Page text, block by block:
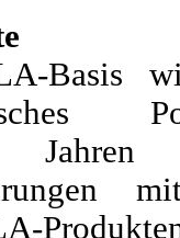
Basis
Jahren